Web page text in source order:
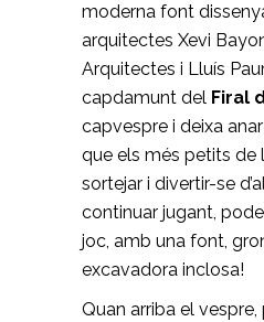
moderna font
arquitectes Xevi
Arquitectes i Lluís
capdamunt del Firal
capvespre i deixa anar
que els més petits de
sortejar i divertir-se
continuar jugant,
joc, amb una font,
excavadora inclosa!
Quan arriba el vespre,